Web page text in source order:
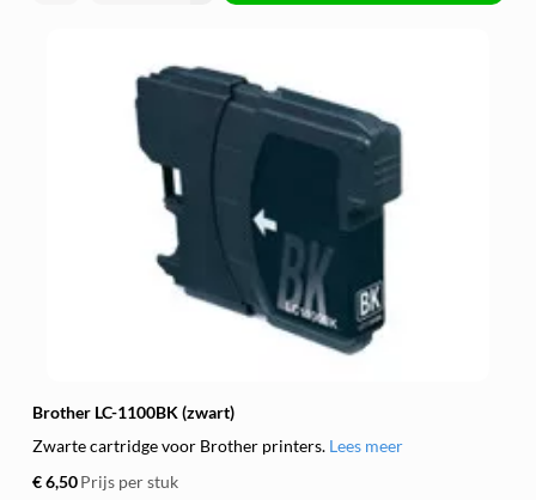
Brother LC-1100BK (zwart)
Zwarte cartridge voor Brother printers. Lees meer
€ 6,50Prijs per stuk